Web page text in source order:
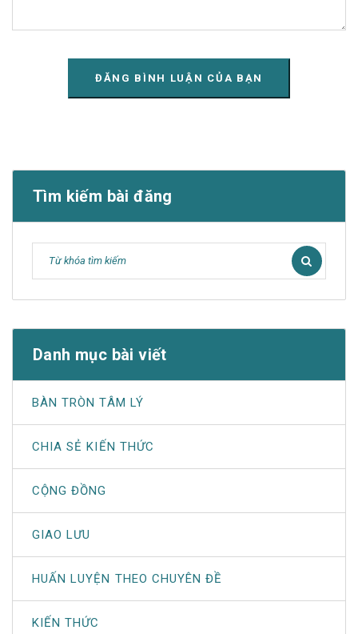
Tìm kiếm bài đăng
Danh mục bài viết
BÀN TRÒN TÂM LÝ
CHIA SẺ KIẾN THỨC
CỘNG ĐỒNG
GIAO LƯU
HUẤN LUYỆN THEO CHUYÊN ĐỀ
KIẾN THỨC